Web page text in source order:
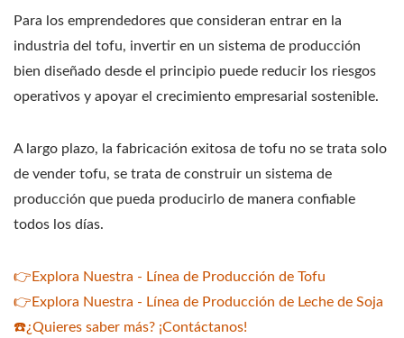
Para los emprendedores que consideran entrar en la
industria del tofu, invertir en un sistema de producción
bien diseñado desde el principio puede reducir los riesgos
operativos y apoyar el crecimiento empresarial sostenible.
A largo plazo, la fabricación exitosa de tofu no se trata solo
de vender tofu, se trata de construir un sistema de
producción que pueda producirlo de manera confiable
todos los días.
👉Explora Nuestra - Línea de Producción de Tofu
👉Explora Nuestra - Línea de Producción de Leche de Soja
☎️¿Quieres saber más? ¡Contáctanos!